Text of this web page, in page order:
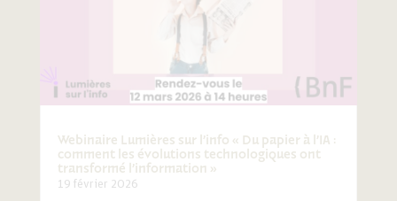
Webinaire Lumières sur l’info « Du papier à l’IA :
comment les évolutions technologiques ont
transformé l’information »
19 février 2026